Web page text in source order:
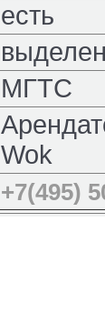
есть
МГТС
Wok
+7(495)